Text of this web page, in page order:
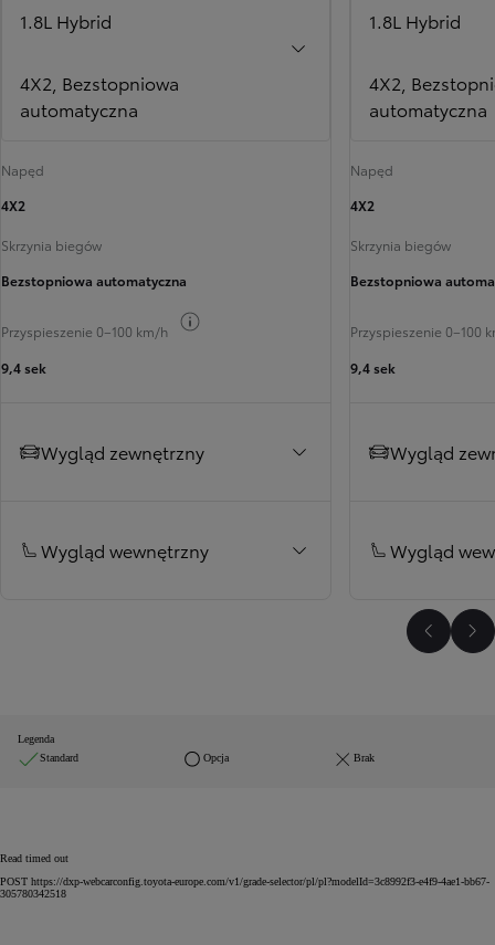
1.8L Hybrid
4X2, Bezstopniowa
automatyczna
Napęd
4X2
Skrzynia biegów
Bezstopniowa automatyczna
Przyspieszenie 0–100 km/h
9,4 sek
Wygląd zewnętrzny
Wygląd wewnętrzny
1.8L Hybrid
4X2,
automatyczna
Napęd
4X2
Skrzynia biegów
Bezstopniowa
Przyspieszenie 0–100
9,4 sek
Wygląd
Wygląd
Legenda
Standard
Opcja Brak
Read timed out
POST https://dxp-webcarconfig.toyota-europe.com/v1/grade-selector/pl/pl?modelId=3c8992f3-e4f9-4ae1-bb67-
305780342518